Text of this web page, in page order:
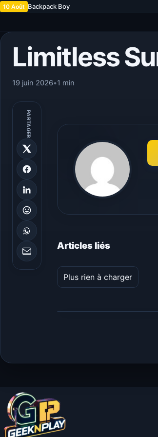
10 Août Backpack Boy
Limitless
19 juin 2026•1 min
PARTAGER
Articles liés
Plus rien à charger